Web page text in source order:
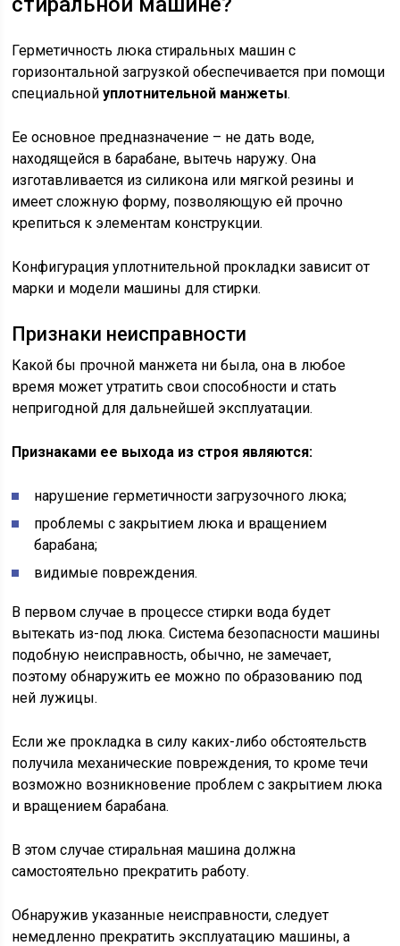
Герметичность люка стиральных машин с
горизонтальной загрузкой обеспечивается при помощи
специальнойуплотнительной манжеты.
Ее основное предназначение – не дать воде,
находящейся в барабане, вытечь наружу. Она
изготавливается из силикона или мягкой резины и
имеет сложную форму, позволяющую ей прочно
крепиться к элементам конструкции.
Конфигурация уплотнительной прокладки зависит от
марки и модели машины для стирки.
Признаки неисправности
Какой бы прочной манжета ни была, она в любое
время может утратить свои способности и стать
непригодной для дальнейшей эксплуатации.
Признаками ее выхода из строя являются:
нарушение герметичности загрузочного люка;
проблемы с закрытием люка и вращением
барабана;
видимые повреждения.
В первом случае в процессе стирки вода будет
вытекать из-под люка. Система безопасности машины
подобную неисправность, обычно, не замечает,
поэтому обнаружить ее можно по образованию под
ней лужицы.
Если же прокладка в силу каких-либо обстоятельств
получила механические повреждения, то кроме течи
возможно возникновение проблем с закрытием люка
и вращением барабана.
В этом случае стиральная машина должна
самостоятельно прекратить работу.
Обнаружив указанные неисправности, следует
немедленно прекратить эксплуатацию машины, а